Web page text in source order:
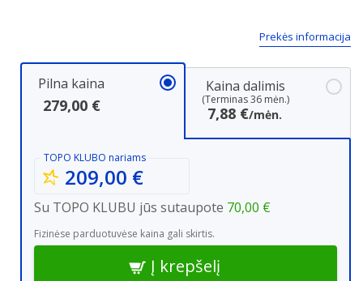
Prekės informacija
Pilna kaina
279,00 €
Kaina dalimis
(Terminas 36 mėn.)
7,88 €/mėn.
TOPO KLUBO nariams
209,00 €
Su TOPO KLUBU jūs sutaupote 70,00 €
Fizinėse parduotuvėse kaina gali skirtis.
Į krepšelį